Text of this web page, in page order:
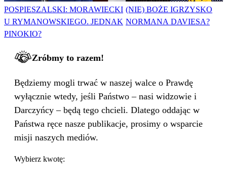
POSPIESZALSKI: MORAWIECKI
U RYMANOWSKIEGO. JEDNAK
PINOKIO?
(NIE) BOŻE IGRZYSKO
NORMANA DAVIESA?
Zróbmy to razem!
Będziemy mogli trwać w naszej walce o Prawdę
wyłącznie wtedy, jeśli Państwo – nasi widzowie i
Darczyńcy – będą tego chcieli. Dlatego oddając w
Państwa ręce nasze publikacje, prosimy o wsparcie
misji naszych mediów.
Wybierz kwotę: